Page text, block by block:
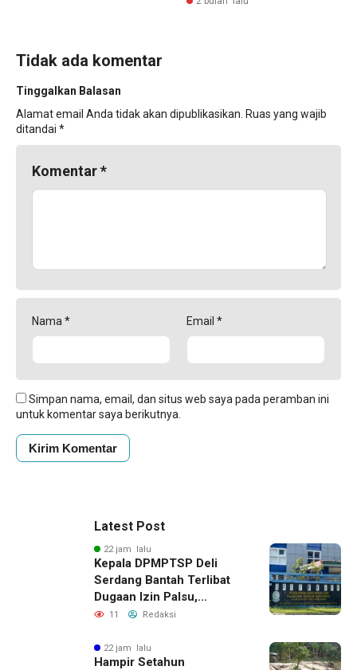
Tidak ada komentar
Tinggalkan Balasan
Alamat email Anda tidak akan dipublikasikan. Ruas yang wajib
ditandai *
Komentar*
Nama * Email *
Simpan nama, email, dan situs web saya pada peramban ini
untuk komentar saya berikutnya.
Latest Post
22 jam lalu
Kepala DPMPTSP Deli
Serdang Bantah Terlibat
Dugaan Izin Palsu,
Tegaskan Proses
Jalur Resmi
11 Redaksi
22 jam lalu
Hampir Setahun